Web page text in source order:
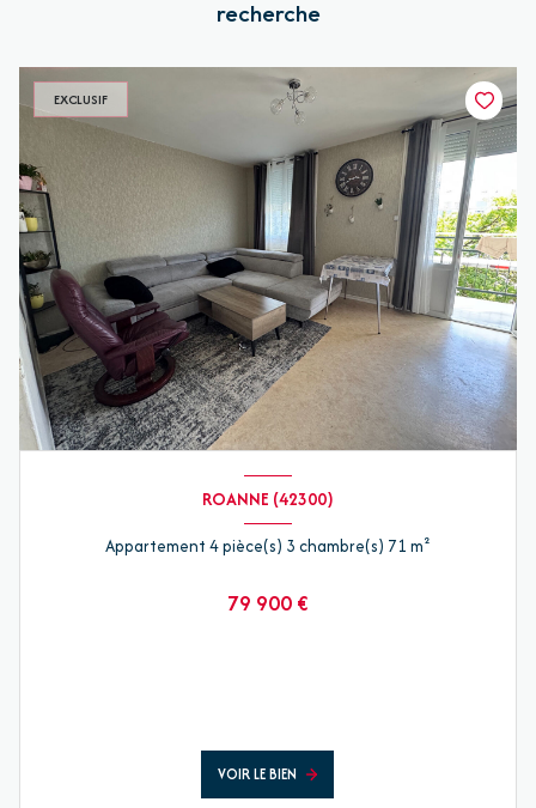
recherche
EXCLUSIF
ROANNE (42300)
Appartement 4 pièce(s) 3 chambre(s) 71 m²
79 900 €
VOIR LE BIEN